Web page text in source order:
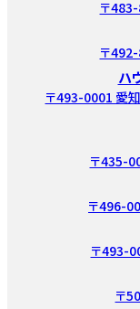
〒
〒
ハ
〒493-0001 愛
〒435-
〒496-
〒493-
〒